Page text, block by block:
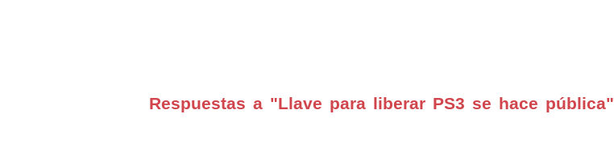
Respuestas a "Llave para liberar PS3 se hace pública"